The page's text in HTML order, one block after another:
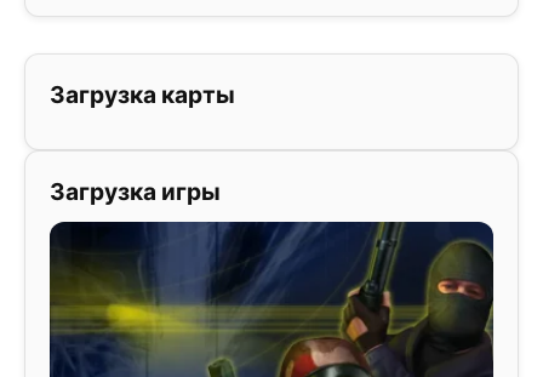
Загрузка карты
Загрузка игры